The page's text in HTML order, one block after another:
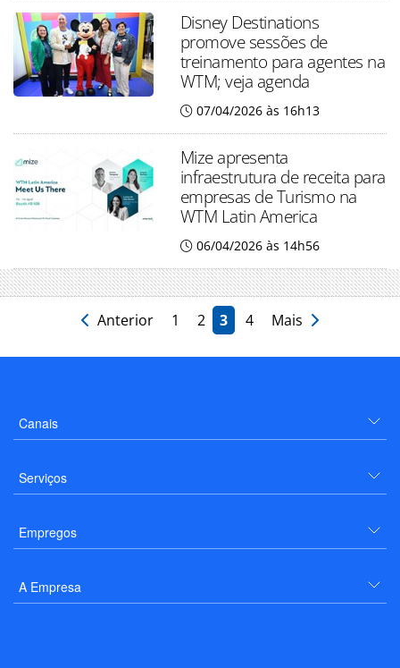
Disney Destinations
promove sessões de
treinamento para agentes na
WTM; veja agenda
07/04/2026 às 16h13
Mize apresenta
infraestrutura de receita para
empresas de Turismo na
WTM Latin America
06/04/2026 às 14h56
Anterior 1 2 3 4 Mais
Canais
Serviços
Empregos
A Empresa